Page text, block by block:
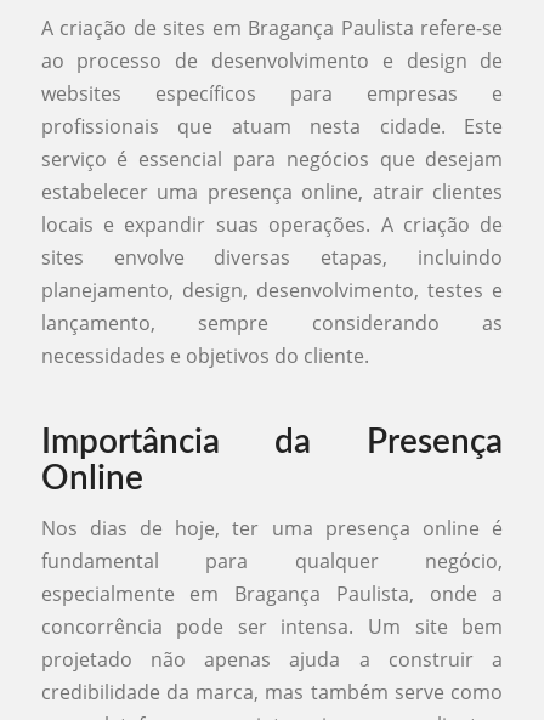
A criação de sites em Bragança Paulista refere-se
ao processo de desenvolvimento e design de
websites específicos para empresas e
profissionais que atuam nesta cidade. Este
serviço é essencial para negócios que desejam
estabelecer uma presença online, atrair clientes
locais e expandir suas operações. A criação de
sites envolve diversas etapas, incluindo
planejamento, design, desenvolvimento, testes e
lançamento, sempre considerando as
necessidades e objetivos do cliente.
Importância da Presença
Online
Nos dias de hoje, ter uma presença online é
fundamental para qualquer negócio,
especialmente em Bragança Paulista, onde a
concorrência pode ser intensa. Um site bem
projetado não apenas ajuda a construir a
credibilidade da marca, mas também serve como